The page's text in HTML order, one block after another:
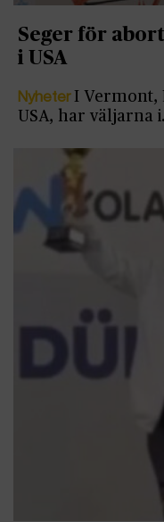
Seger för
i USA
NyheterI Vermont,
USA, har väljarna